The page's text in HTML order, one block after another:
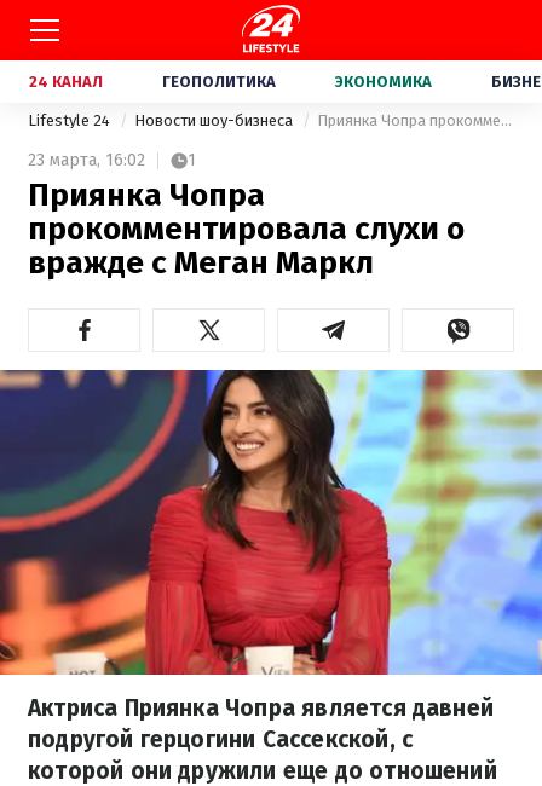
24 КАНАЛ ГЕОПОЛИТИКА ЭКОНОМИКА
Lifestyle 24 Новости шоу-бизнеса Приянка Чопра прокомментировала слухи о вражде с Меган Маркл
23 марта, 16:02 1
Приянка Чопра
прокомментировала слухи о
вражде с Меган Маркл
Актриса Приянка Чопра является давней
подругой герцогини Сассекской, с
которой они дружили еще до отношений